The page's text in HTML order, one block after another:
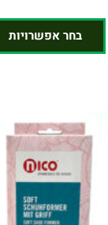
בחר אפשרויות